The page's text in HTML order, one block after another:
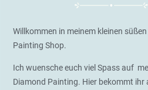
Willkommen in meinem kleinen
Painting Shop.
Ich wuensche euch viel Spass auf
Diamond Painting. Hier bekommt ihr